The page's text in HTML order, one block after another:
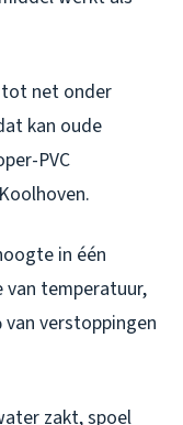
net onder
kan oude
PVC
in één
van temperatuur,
verstoppingen
zakt, spoel